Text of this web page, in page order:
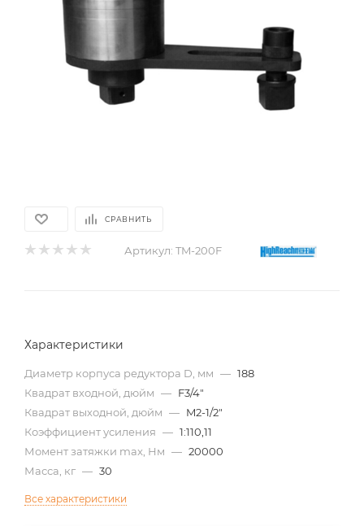
СРАВНИТЬ
Артикул: TM-200F
Характеристики
Диаметр корпуса редуктора D, мм — 188
Квадрат входной, дюйм — F3/4"
Квадрат выходной, дюйм — M2-1/2"
Коэффициент усиления — 1:110,11
Момент затяжки max, Нм — 20000
Масса, кг — 30
Все характеристики